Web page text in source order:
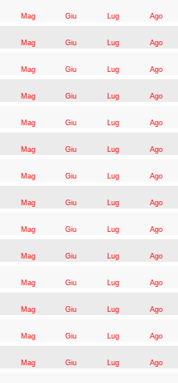
Mag Giu Lug
Ago
Mag Giu Lug
Ago
Mag Giu Lug
Ago
Mag Giu Lug
Ago
Mag Giu Lug
Ago
Mag Giu Lug
Ago
Mag Giu Lug
Ago
Mag Giu Lug
Ago
Mag Giu Lug
Ago
Mag Giu Lug
Ago
Mag Giu Lug
Ago
Mag Giu Lug
Ago
Mag Giu Lug
Ago
Mag Giu Lug
Ago